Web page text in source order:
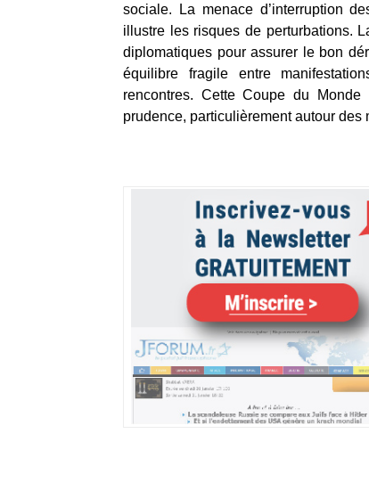
sociale. La menace d’interruption
illustre les risques de perturbations.
diplomatiques pour assurer le bon
équilibre fragile entre
rencontres. Cette Coupe du
prudence, particulièrement autour des